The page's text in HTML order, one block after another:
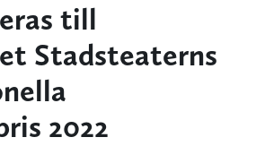
till
Stadsteaterns
2022